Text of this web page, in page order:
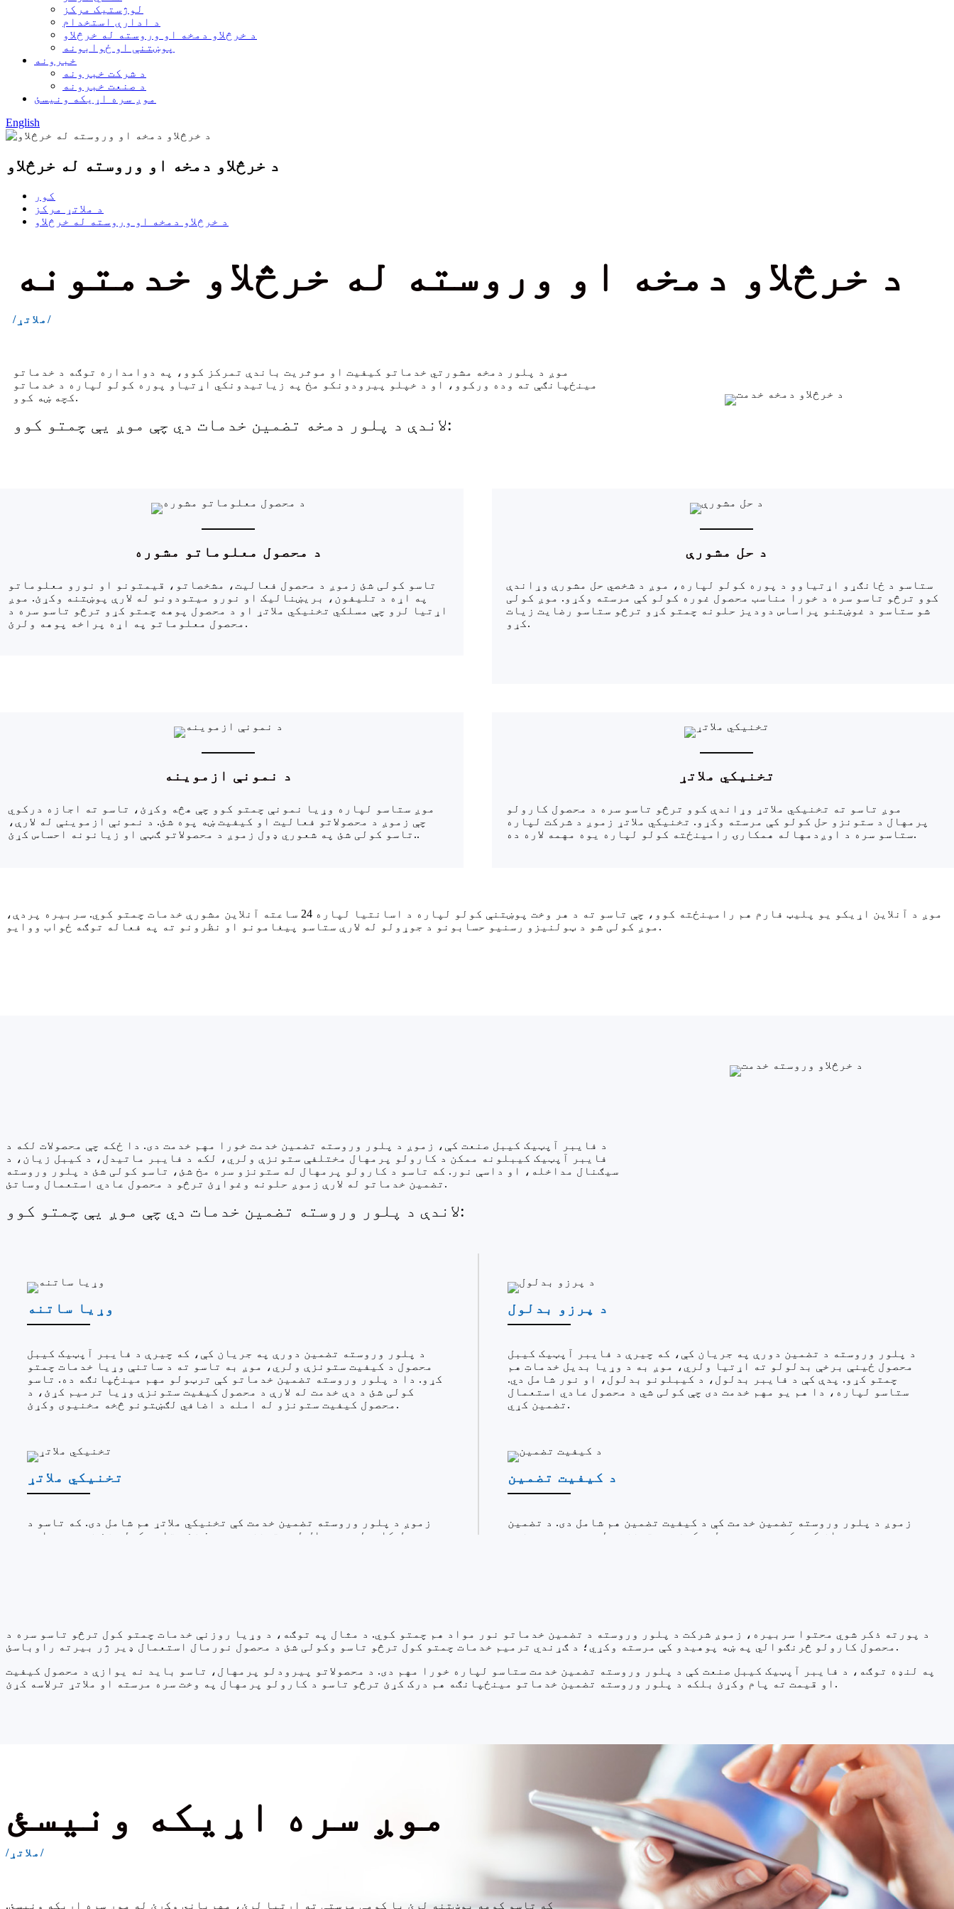
لوژستیک مرکز
د ادارې استخدام
د خرڅلاو دمخه او وروسته له خرڅلاو
پوښتنې او ځوابونه
خبرونه
د شرکت خبرونه
د صنعت خبرونه
موږ سره اړیکه ونیسئ
English
د خرڅلاو دمخه او وروسته له خرڅلاو
کور
د ملاتړ مرکز
د خرڅلاو دمخه او وروسته له خرڅلاو
د خرڅلاو دمخه او وروسته له خرڅلاو خدمتونه
/ملاتړ/
موږ د پلور دمخه مشورتي خدماتو کیفیت او موثریت باندې تمرکز کوو، په دوامداره توګه د خدماتو
مینځپانګې ته وده ورکوو، او د خپلو پیرودونکو مخ په زیاتیدونکي اړتیاو پوره کولو لپاره د خدماتو
کچه ښه کوو.
لاندې د پلور دمخه تضمین خدمات دي چې موږ یې چمتو کوو:
د محصول معلوماتو مشوره
تاسو کولی شئ زموږ د محصول فعالیت، مشخصاتو، قیمتونو او نورو معلوماتو
په اړه د تلیفون، بریښنالیک او نورو میتودونو له لارې پوښتنه وکړئ. موږ
اړتیا لرو چې مسلکي تخنیکي ملاتړ او د محصول پوهه چمتو کړو ترڅو تاسو سره د
محصول معلوماتو په اړه پراخه پوهه ولرئ.
د حل مشورې
ستاسو د ځانګړو اړتیاوو د پوره کولو لپاره، موږ د شخصي حل مشورې وړاندې
کوو ترڅو تاسو سره د خورا مناسب محصول غوره کولو کې مرسته وکړو. موږ کولی
شو ستاسو د غوښتنو پراساس دودیز حلونه چمتو کړو ترڅو ستاسو رضایت زیات
کړو.
د نمونې ازموینه
موږ ستاسو لپاره وړیا نمونې چمتو کوو چې هڅه وکړئ، تاسو ته اجازه درکوي
چې زموږ د محصولاتو فعالیت او کیفیت ښه پوه شئ. د نمونې ازموینې له لارې،
تاسو کولی شئ په شعوري ډول زموږ د محصولاتو ګټې او زیانونه احساس کړئ..
تخنیکي ملاتړ
موږ تاسو ته تخنیکي ملاتړ وړاندې کوو ترڅو تاسو سره د محصول کارولو
پرمهال د ستونزو حل کولو کې مرسته وکړو. تخنیکي ملاتړ زموږ د شرکت لپاره
ستاسو سره د اوږدمهاله همکارۍ رامینځته کولو لپاره یوه مهمه لاره ده.
موږ د آنلاین اړیکو یو پلیټ فارم هم رامینځته کوو، چې تاسو ته د هر وخت پوښتنې کولو لپاره د اسانتیا لپاره 24 ساعته آنلاین مشورې خدمات چمتو کوي. سربیره پردې،
موږ کولی شو د ټولنیزو رسنیو حسابونو د جوړولو له لارې ستاسو پیغامونو او نظرونو ته په فعاله توګه ځواب ووایو.
د فایبر آپټیک کیبل صنعت کې، زموږ د پلور وروسته تضمین خدمت خورا مهم خدمت دی. دا ځکه چې محصولات لکه د
فایبر آپټیک کیبلونه ممکن د کارولو پرمهال مختلفې ستونزې ولري، لکه د فایبر ماتیدل، د کیبل زیان، د
سیګنال مداخله، او داسې نور. که تاسو د کارولو پرمهال له ستونزو سره مخ شئ، تاسو کولی شئ د پلور وروسته
تضمین خدماتو له لارې زموږ حلونه وغواړئ ترڅو د محصول عادي استعمال وساتئ.
لاندې د پلور وروسته تضمین خدمات دي چې موږ یې چمتو کوو:
وړیا ساتنه
د پلور وروسته تضمین دورې په جریان کې، که چیرې د فایبر آپټیک کیبل
محصول د کیفیت ستونزې ولري، موږ به تاسو ته د ساتنې وړیا خدمات چمتو
کړو. دا د پلور وروسته تضمین خدماتو کې ترټولو مهم مینځپانګه ده. تاسو
کولی شئ د دې خدمت له لارې د محصول کیفیت ستونزې وړیا ترمیم کړئ، د
محصول کیفیت ستونزو له امله د اضافي لګښتونو څخه مخنیوی وکړئ.
د پرزو بدلول
د پلور وروسته د تضمین دورې په جریان کې، که چیرې د فایبر آپټیک کیبل
محصول ځینې برخې بدلولو ته اړتیا ولري، موږ به د وړیا بدیل خدمات هم
چمتو کړو. پدې کې د فایبر بدلول، د کیبلونو بدلول، او نور شامل دي.
ستاسو لپاره، دا هم یو مهم خدمت دی چې کولی شي د محصول عادي استعمال
تضمین کړي.
تخنیکي ملاتړ
زموږ د پلور وروسته تضمین خدمت کې تخنیکي ملاتړ هم شامل دی. که تاسو د
محصول کارولو پرمهال له ستونزو سره مخ شئ، تاسو کولی شئ زموږ د پلور
د کیفیت تضمین
زموږ د پلور وروسته تضمین خدمت کې د کیفیت تضمین هم شامل دی. د تضمین
دورې په جریان کې، که چیرې محصول د کیفیت ستونزې ولري، موږ به بشپړ
د پورته ذکر شوي محتوا سربیره، زموږ شرکت د پلور وروسته د تضمین خدماتو نور مواد هم چمتو کوي. د مثال په توګه، د وړیا روزنې خدمات چمتو کول ترڅو تاسو سره د
محصول کارولو څرنګوالي په ښه پوهیدو کې مرسته وکړي؛ د ګړندي ترمیم خدمات چمتو کول ترڅو تاسو وکولی شئ د محصول نورمال استعمال ډیر ژر بیرته راوباسئ.
په لنډه توګه، د فایبر آپټیک کیبل صنعت کې د پلور وروسته تضمین خدمت ستاسو لپاره خورا مهم دی. د محصولاتو پیرودلو پرمهال، تاسو باید نه یوازې د محصول کیفیت
او قیمت ته پام وکړئ بلکه د پلور وروسته تضمین خدماتو مینځپانګه هم درک کړئ ترڅو تاسو د کارولو پرمهال په وخت سره مرسته او ملاتړ ترلاسه کړئ.
موږ سره اړیکه ونیسئ
/ملاتړ/
که تاسو کومه پوښتنه لرئ یا کومې مرستې ته اړتیا لرئ، مهرباني وکړئ له موږ سره اړیکه ونیسئ.